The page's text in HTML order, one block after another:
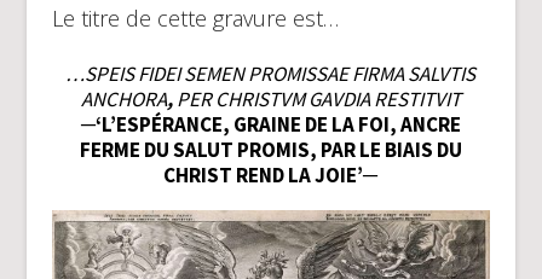
Le titre de cette gravure est…
…SPEIS FIDEI SEMEN PROMISSAE FIRMA SALVTIS
ANCHORA,PER CHRISTVM GAVDIA RESTITVIT
─‘L’ESPÉRANCE, GRAINE DE LA FOI, ANCRE
FERME DU SALUT PROMIS, PAR LE BIAIS DU
CHRIST REND LA JOIE’─